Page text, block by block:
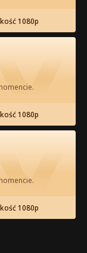
bardzo
Odcinki
20
1080p
1080p
1080p